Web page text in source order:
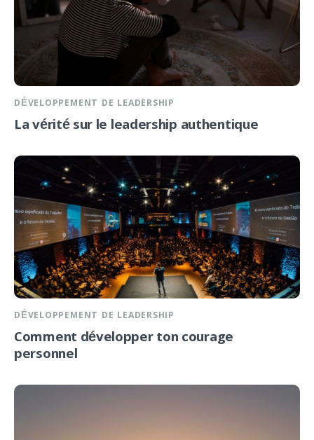
DÉVELOPPEMENT DE LEADERSHIP
La vérité sur le leadership authentique
DÉVELOPPEMENT DE LEADERSHIP
Comment développer ton courage
personnel